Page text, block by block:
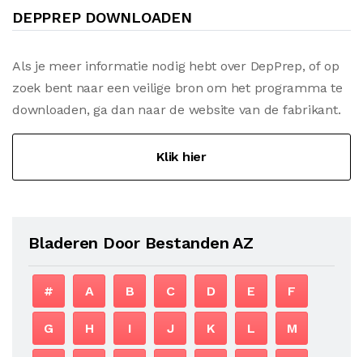
DEPPREP DOWNLOADEN
Als je meer informatie nodig hebt over DepPrep, of op
zoek bent naar een veilige bron om het programma te
downloaden, ga dan naar de website van de fabrikant.
Klik hier
Bladeren Door Bestanden AZ
# A B C D E F
G H I J K L M